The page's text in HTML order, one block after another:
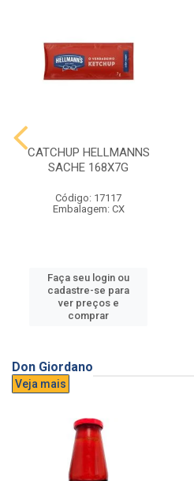
CATCHUP HELLMANNS
SACHE 168X7G
Código: 17117
Embalagem: CX
Faça seu login ou
cadastre-se para
ver preços e
comprar
Don Giordano
Veja mais